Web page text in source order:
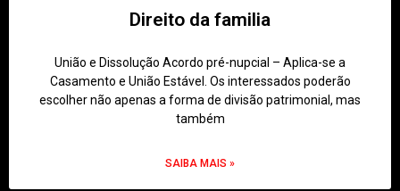
Direito da familia
União e Dissolução Acordo pré-nupcial – Aplica-se a
Casamento e União Estável. Os interessados poderão
escolher não apenas a forma de divisão patrimonial, mas
também
SAIBA MAIS »